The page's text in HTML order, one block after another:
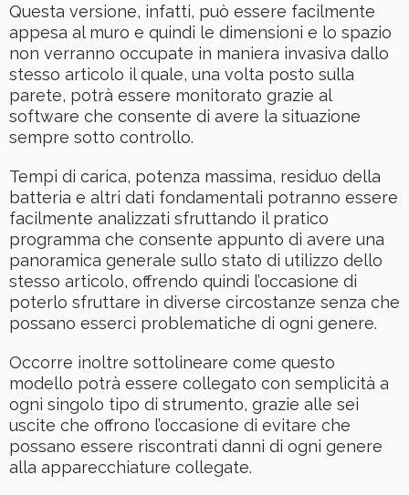
Questa versione, infatti, può essere facilmente
appesa al muro e quindi le dimensioni e lo spazio
non verranno occupate in maniera invasiva dallo
stesso articolo il quale, una volta posto sulla
parete, potrà essere monitorato grazie al
software che consente di avere la situazione
sempre sotto controllo.
Tempi di carica, potenza massima, residuo della
batteria e altri dati fondamentali potranno essere
facilmente analizzati sfruttando il pratico
programma che consente appunto di avere una
panoramica generale sullo stato di utilizzo dello
stesso articolo, offrendo quindi l’occasione di
poterlo sfruttare in diverse circostanze senza che
possano esserci problematiche di ogni genere.
Occorre inoltre sottolineare come questo
modello potrà essere collegato con semplicità a
ogni singolo tipo di strumento, grazie alle sei
uscite che offrono l’occasione di evitare che
possano essere riscontrati danni di ogni genere
alla apparecchiature collegate.